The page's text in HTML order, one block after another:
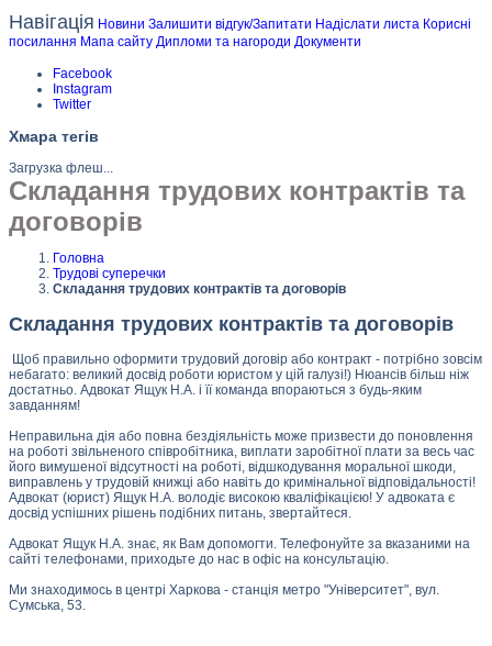
Навігація Новини Залишити відгук/Запитати Надіслати листа Корисні
посилання Мапа сайту Дипломи та нагороди Документи
Facebook
Instagram
Twitter
Хмара тегів
Загрузка флеш...
Складання трудових контрактів та
договорів
Головна
Трудові суперечки
Складання трудових контрактів та договорів
Складання трудових контрактів та договорів
Щоб правильно оформити трудовий договір або контракт - потрібно зовсім
небагато: великий досвід роботи юристом у цій галузі!) Нюансів більш ніж
достатньо. Адвокат Ящук Н.А. і її команда впораються з будь-яким
завданням!
Неправильна дія або повна бездіяльність може призвести до поновлення
на роботі звільненого співробітника, виплати заробітної плати за весь час
його вимушеної відсутності на роботі, відшкодування моральної шкоди,
виправлень у трудовій книжці або навіть до кримінальної відповідальності!
Адвокат (юрист) Ящук Н.А. володіє високою кваліфікацією! У адвоката є
досвід успішних рішень подібних питань, звертайтеся.
Адвокат Ящук Н.А. знає, як Вам допомогти. Телефонуйте за вказаними на
сайті телефонами, приходьте до нас в офіс на консультацію.
Ми знаходимось в центрі Харкова - станція метро "Університет", вул.
Сумська, 53.